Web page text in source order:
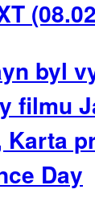
byl
filmu
Karta
Day